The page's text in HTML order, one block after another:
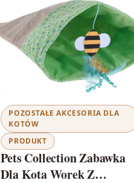
POZOSTAŁE AKCESORIA DLA
KOTÓW
PRODUKT
Pets Collection Zabawka
Dla Kota Worek Z